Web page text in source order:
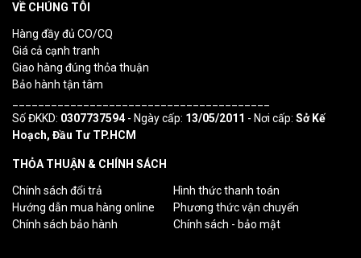
VỀ CHÚNG TÔI
Hàng đầy đủ CO/CQ
Giá cả cạnh tranh
Giao hàng đúng thỏa thuận
Bảo hành tận tâm
Số ĐKKD: 0307737594- Ngày cấp: 13/05/2011 - Nơi cấp: Sở Kế
Hoạch, Đầu Tư TP.HCM
THỎA THUẬN & CHÍNH SÁCH
Chính sách đổi trả
Hình thức thanh toán
Hướng dẫn mua hàng online
Phương thức vận chuyển
Chính sách bảo hành
Chính sách - bảo mật